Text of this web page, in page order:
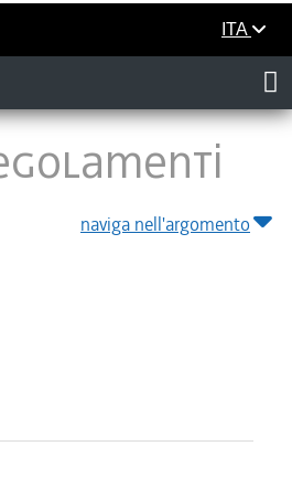
ITA
naviga nell'argomento